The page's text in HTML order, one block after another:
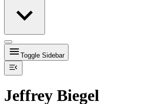
Toggle Sidebar
Jeffrey Biegel